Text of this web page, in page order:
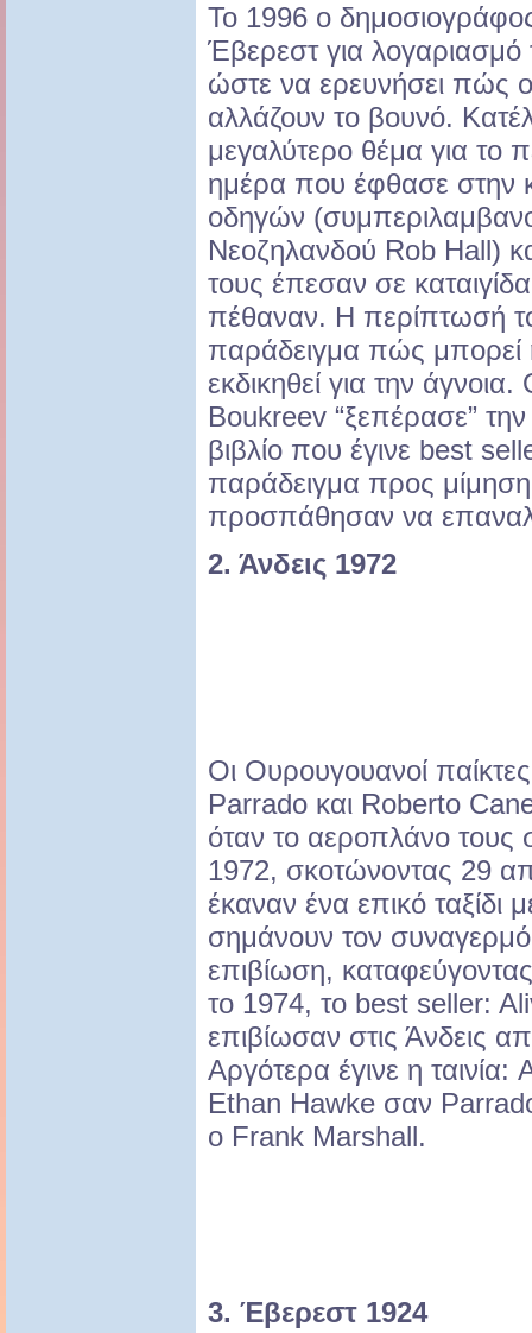
Το 1996 ο
Έβερεστ για λογαριασμό
ώστε να ερευνήσει πώς
αλλάζουν το βουνό.
μεγαλύτερο θέμα για το
ημέρα που έφθασε στην
οδηγών
Νεοζηλανδού Rob Hall)
τους έπεσαν σε
πέθαναν. Η περίπτωσή
παράδειγμα πώς
εκδικηθεί για την
Boukreev “ξεπέρασε”
βιβλίο που έγινε best
παράδειγμα προς
προσπάθησαν να
2. Άνδεις 1972
Οι Ουρουγουανοί
Parrado και Roberto
όταν το αεροπλάνο τους
1972, σκοτώνοντας 29
έκαναν ένα επικό
σημάνουν τον
επιβίωση,
το 1974, το best seller:
επιβίωσαν στις Άνδεις
Αργότερα έγινε η
Ethan Hawke σαν
ο Frank Marshall.
3. Έβερεστ 1924